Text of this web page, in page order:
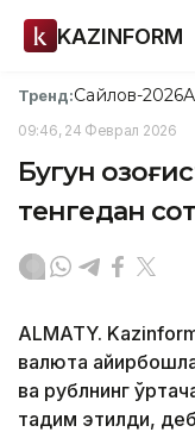
KAZINFORM
Тренд:Сайлов-2026
09:46, 24 Феврал 2026
Бугун
тенгедан
ALMATY.
валюта
ва рублнинг
тақдим этилди,